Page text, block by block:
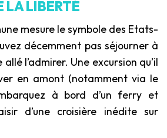
LA LIBERTÉ
mesure le symbole des Etats-
décemment pas séjourner à
l’admirer. Une excursion qu’il
en amont (notamment via le
à bord d’un ferry et
d’une croisière inédite sur